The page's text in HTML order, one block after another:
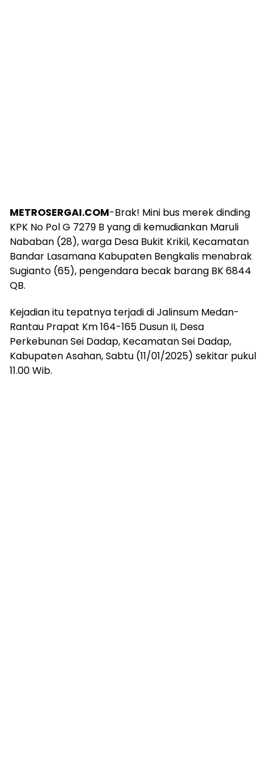
METROSERGAI.COM-Brak! Mini bus merek dinding
KPK No Pol G 7279 B yang di kemudiankan Maruli
Nababan (28), warga Desa Bukit Krikil, Kecamatan
Bandar Lasamana Kabupaten Bengkalis menabrak
Sugianto (65), pengendara becak barang BK 6844
QB.
Kejadian itu tepatnya terjadi di Jalinsum Medan-
Rantau Prapat Km 164-165 Dusun II, Desa
Perkebunan Sei Dadap, Kecamatan Sei Dadap,
Kabupaten Asahan, Sabtu (11/01/2025) sekitar pukul
11.00 Wib.